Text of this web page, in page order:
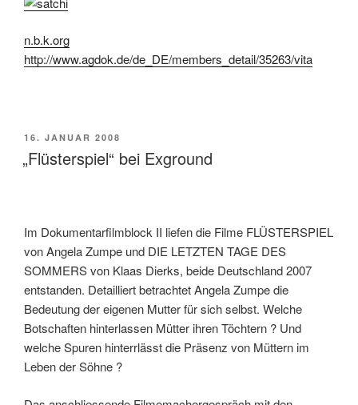
n.b.k.org
http://www.agdok.de/de_DE/members_detail/35263/vita
VERÖFFENTLICHT
AM
16. JANUAR 2008
„Flüsterspiel“ bei Exground
Im Dokumentarfilmblock II liefen die Filme FLÜSTERSPIEL
von Angela Zumpe und DIE LETZTEN TAGE DES
SOMMERS von Klaas Dierks, beide Deutschland 2007
entstanden. Detailliert betrachtet Angela Zumpe die
Bedeutung der eigenen Mutter für sich selbst. Welche
Botschaften hinterlassen Mütter ihren Töchtern ? Und
welche Spuren hinterrlässt die Präsenz von Müttern im
Leben der Söhne ?